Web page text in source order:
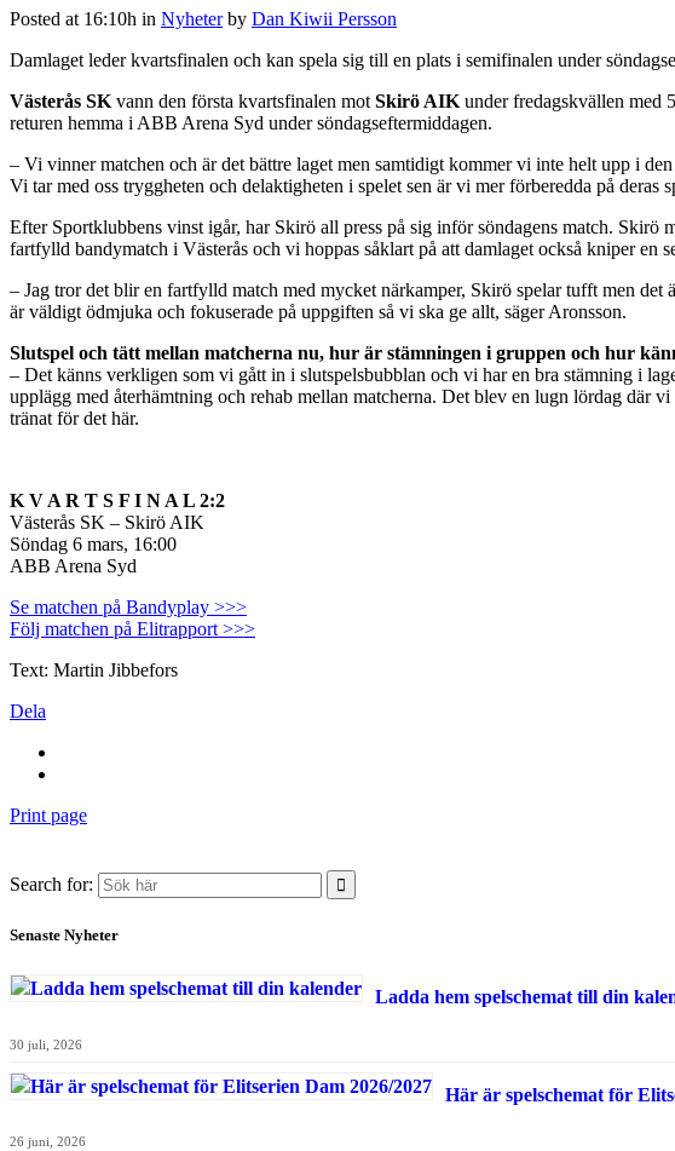
Posted at 16:10h in Nyheter by Dan Kiwii Persson
Damlaget leder kvartsfinalen och kan spela sig till en plats i semifinalen under
Västerås SK vann den första kvartsfinalen mot Skirö AIK under fredagskvällen med
returen hemma i ABB Arena Syd under söndagseftermiddagen.
– Vi vinner matchen och är det bättre laget men samtidigt kommer vi inte helt upp i
Vi tar med oss tryggheten och delaktigheten i spelet sen är vi mer förberedda på
Efter Sportklubbens vinst igår, har Skirö all press på sig inför söndagens match.
fartfylld bandymatch i Västerås och vi hoppas såklart på att damlaget också kniper en
– Jag tror det blir en fartfylld match med mycket närkamper, Skirö spelar tufft men
är väldigt ödmjuka och fokuserade på uppgiften så vi ska ge allt, säger Aronsson.
Slutspel och tätt mellan matcherna nu, hur är stämningen i gruppen och hur
– Det känns verkligen som vi gått in i slutspelsbubblan och vi har en bra stämning i
upplägg med återhämtning och rehab mellan matcherna. Det blev en lugn lördag där
tränat för det här.
K V A R T S F I N A L 2:2
Västerås SK – Skirö AIK
Söndag 6 mars, 16:00
ABB Arena Syd
Se matchen på Bandyplay >>>
Följ matchen på Elitrapport >>>
Text: Martin Jibbefors
Dela
Print page
Search for:
Senaste Nyheter
Ladda hem spelschemat till din
30 juli, 2026
Här är spelschemat för
26 juni, 2026